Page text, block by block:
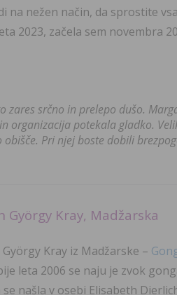
na nežen način, da sprostite
2023, začela sem novembra
zares srčno in prelepo dušo.
organizacija potekala gladko.
Pri njej boste dobili
György Kray, Madžarska
Kray iz Madžarske –
leta 2006 se naju je zvok
se našla v osebi Elisabeth